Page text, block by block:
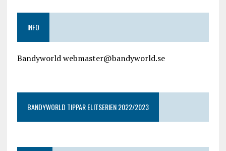
INFO
Bandyworld webmaster@bandyworld.se
BANDYWORLD TIPPAR ELITSERIEN 2022/2023